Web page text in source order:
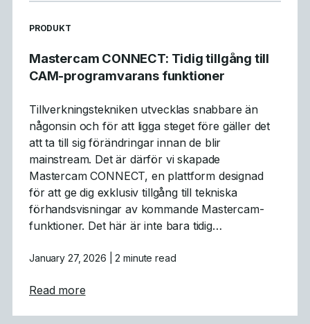
READ MORE ARTICLES ABOUT
PRODUKT
Mastercam CONNECT: Tidig tillgång till
CAM-programvarans funktioner
Tillverkningstekniken utvecklas snabbare än
någonsin och för att ligga steget före gäller det
att ta till sig förändringar innan de blir
mainstream. Det är därför vi skapade
Mastercam CONNECT, en plattform designad
för att ge dig exklusiv tillgång till tekniska
förhandsvisningar av kommande Mastercam-
funktioner. Det här är inte bara tidig…
January 27, 2026 | 2 minute read
Read moreabout Mastercam CONNECT: Tidig